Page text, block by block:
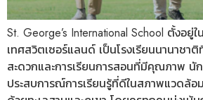
St. George’s International School ตั้งอยู่ใ
เทศสวิตเซอร์แลนด์ เป็นโรงเรียนนานาชา
สะดวกและการเรียนการสอนที่มีคุณภาพ นัก
ประสบการณ์การเรียนรู้ที่ดีในสภาพแวดล้อ